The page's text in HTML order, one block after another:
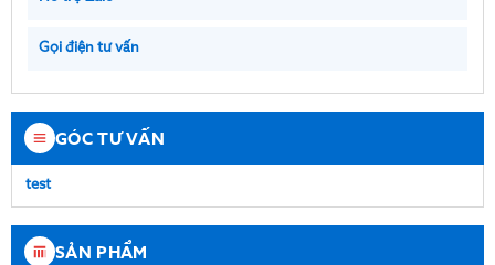
Gọi điện tư vấn
GÓC TƯ VẤN
test
SẢN PHẨM